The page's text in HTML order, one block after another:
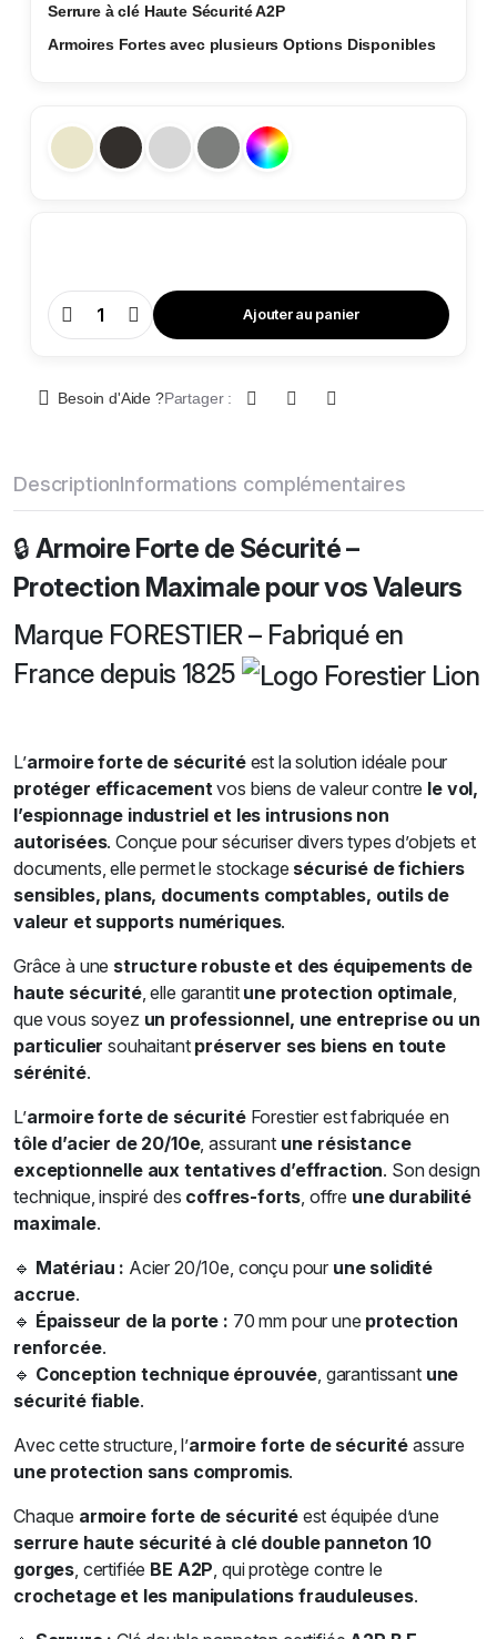
Serrure à clé Haute Sécurité A2P
Armoires Fortes avec plusieurs Options Disponibles
Armoire
Forte
AFS
Ajouter au panier
Besoin d'Aide ?Partager :
DescriptionInformations complémentaires
🔒 Armoire Forte de Sécurité –
Protection Maximale pour vos Valeurs
Marque FORESTIER – Fabriqué en
France depuis 1825
L’armoire forte de sécuritéest la solution idéale pour
protéger efficacement vos biens de valeur contre le vol,
l’espionnage industriel et les intrusions non
autorisées. Conçue pour sécuriser divers types d’objets et
documents, elle permet le stockage sécurisé de fichiers
sensibles, plans, documents comptables, outils de
valeur et supports numériques.
Grâce à une structure robuste et des équipements de
haute sécurité, elle garantit une protection optimale,
que vous soyez un professionnel, une entreprise ou un
particulier souhaitant préserver ses biens en toute
sérénité.
L’armoire forte de sécuritéForestier est fabriquée en
tôle d’acier de 20/10e, assurant une résistance
exceptionnelle aux tentatives d’effraction. Son design
technique, inspiré des coffres-forts , offre une durabilité
maximale.
🔹 Matériau : Acier 20/10e, conçu pour une solidité
accrue.
🔹 Épaisseur de la porte : 70 mm pour une protection
renforcée.
🔹 Conception technique éprouvée , garantissant une
sécurité fiable.
Avec cette structure, l’armoire forte de sécurité assure
une protection sans compromis.
Chaque armoire forte de sécuritéest équipée d’une
serrure haute sécurité à clé double panneton 10
gorges , certifiée BE A2P , qui protège contre le
crochetage et les manipulations frauduleuses.